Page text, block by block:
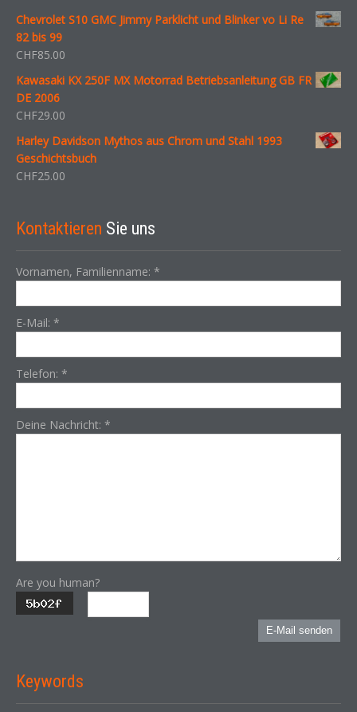
Chevrolet S10 GMC Jimmy Parklicht und Blinker vo Li Re
82 bis 99
CHF85.00
Kawasaki KX 250F MX Motorrad Betriebsanleitung GB FR
DE 2006
CHF29.00
Harley Davidson Mythos aus Chrom und Stahl 1993
Geschichtsbuch
CHF25.00
Kontaktieren Sie uns
Vornamen, Familienname: *
E-Mail: *
Telefon: *
Deine Nachricht: *
Are you human?
E-Mail senden
Keywords